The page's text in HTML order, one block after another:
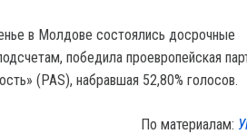
в Молдове состоялись досрочные
победила проевропейская
(PAS), набравшая 52,80% голосов.
По материалам: